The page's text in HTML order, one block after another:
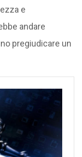
e
andare
pregiudicare un